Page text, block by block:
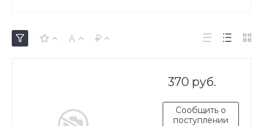
370 руб.
Сообщить о
поступлении